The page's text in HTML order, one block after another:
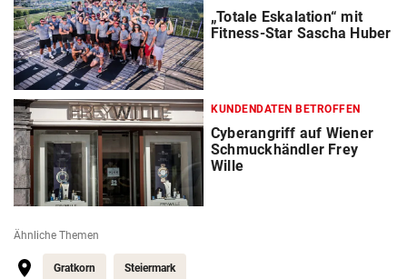
„Totale Eskalation“ mit
Fitness-Star Sascha Huber
KUNDENDATEN BETROFFEN
Cyberangriff auf Wiener
Schmuckhändler Frey
Wille
Ähnliche Themen
Gratkorn Steiermark